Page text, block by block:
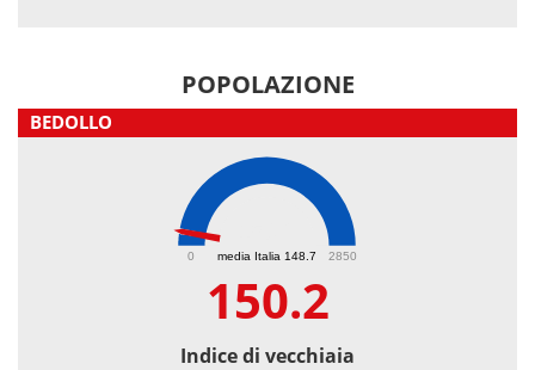
POPOLAZIONE
BEDOLLO
media Italia 148.7
0 2850
150.2
Indice di vecchiaia